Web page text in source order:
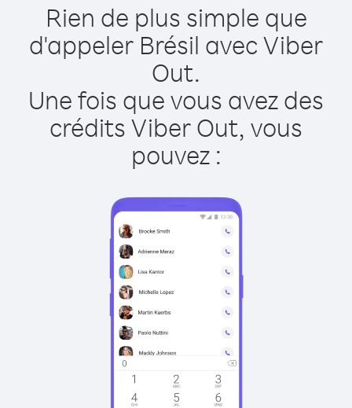
Rien de plus simple que
d'appeler Brésil avec Viber
Out.
Une fois que vous avez des
crédits Viber Out, vous
pouvez :